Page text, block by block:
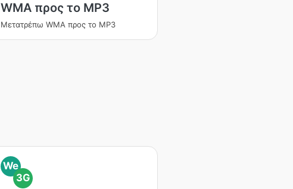
WMA προς το MP3
Μετατρέπω WMA προς το MP3
We
3G